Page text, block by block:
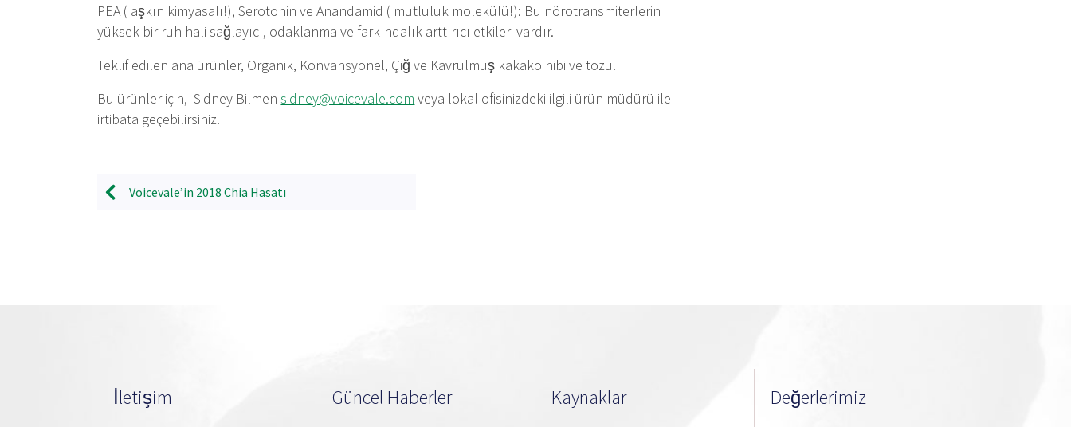
PEA ( aşkın kimyasalı!), Serotonin ve Anandamid ( mutluluk molekülü!): Bu nörotransmiterlerin
yüksek bir ruh hali sağlayıcı, odaklanma ve farkındalık arttırıcı etkileri vardır.
Teklif edilen ana ürünler, Organik, Konvansyonel, Çiğ ve Kavrulmuş kakako nibi ve tozu.
Bu ürünler için, Sidney Bilmensidney@voicevale.com veya lokal ofisinizdeki ilgili ürün müdürü ile
irtibata geçebilirsiniz.
Voicevale’in 2018 Chia Hasatı
İletişim Güncel Haberler Kaynaklar Değerlerimiz